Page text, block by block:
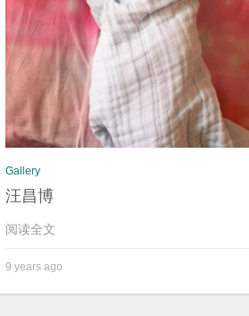
Gallery
汪昌博
阅读全文
9 years ago